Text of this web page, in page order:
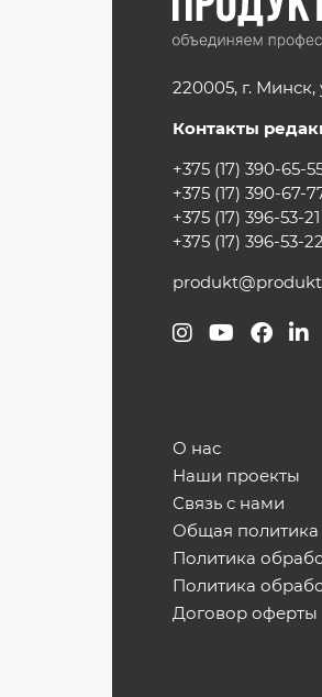
220005, г.
Контакты
+375 (17) 390-65-
+375 (17) 390-67-
+375 (17) 396-53-21
+375 (17) 396-53-22
О нас
Наши проекты
Связь с нами
Общая политика
Политика
Политика
Договор оферты